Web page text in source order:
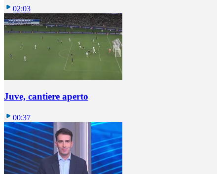
02:03
Juve, cantiere aperto
00:37